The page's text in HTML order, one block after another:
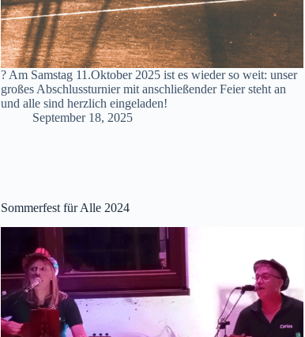
? Am Samstag 11.Oktober 2025 ist es wieder so weit: unser
großes Abschlussturnier mit anschließender Feier steht an
und alle sind herzlich eingeladen!
September 18, 2025
Sommerfest für Alle 2024